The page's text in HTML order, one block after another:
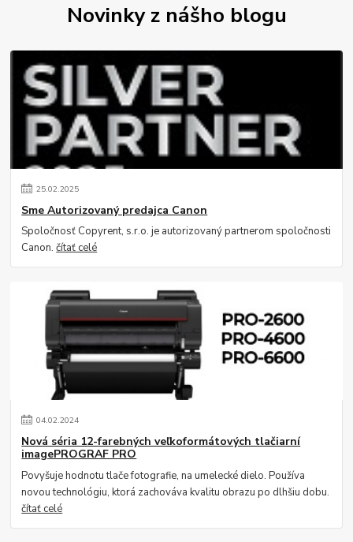
Novinky z nášho blogu
25.02.2025
Sme Autorizovaný predajca Canon
Spoločnosť Copyrent, s.r.o. je autorizovaný partnerom spoločnosti
Canon.čítať celé
04.02.2024
Nová séria 12-farebných veľkoformátových tlačiarní
imagePROGRAF PRO
Povyšuje hodnotu tlače fotografie, na umelecké dielo. Používa
novou technológiu, ktorá zachováva kvalitu obrazu po dlhšiu dobu.
čítať celé